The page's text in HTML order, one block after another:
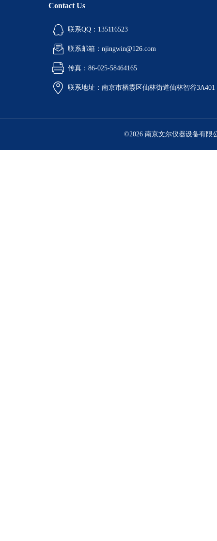
Contact Us
联系QQ：135116523
联系邮箱：njingwin@126.com
传真：86-025-58464165
联系地址：南京市栖霞区仙林街道仙林智谷3A401
©2026 南京文尔仪器设备有限